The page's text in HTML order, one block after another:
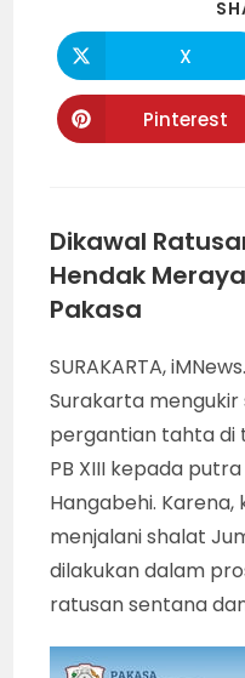
Opens
in
a
new
window
X
Opens
in
Pinterest
Dikawal
Hendak
Pakasa
SURAKARTA,
Surakarta
pergantian tahta di
PB XIII kepada
Hangabehi.
menjalani shalat
dilakukan dalam
ratusan sentana